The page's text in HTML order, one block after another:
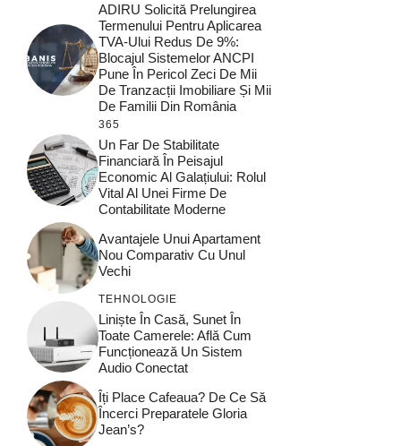
ADIRU Solicită Prelungirea
Termenului Pentru Aplicarea
TVA-Ului Redus De 9%:
Blocajul Sistemelor ANCPI
Pune În Pericol Zeci De Mii
De Tranzacții Imobiliare Și Mii
De Familii Din România
365
Un Far De Stabilitate
Financiară În Peisajul
Economic Al Galațiului: Rolul
Vital Al Unei Firme De
Contabilitate Moderne
Avantajele Unui Apartament
Nou Comparativ Cu Unul
Vechi
TEHNOLOGIE
Liniște În Casă, Sunet În
Toate Camerele: Află Cum
Funcționează Un Sistem
Audio Conectat
Îți Place Cafeaua? De Ce Să
Încerci Preparatele Gloria
Jean’s?